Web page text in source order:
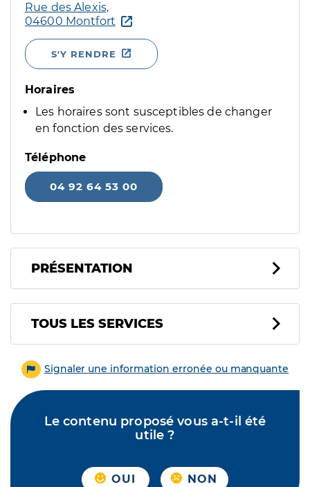
Rue des Alexis,
04600 Montfort
S'Y RENDRE
Horaires
Les horaires sont susceptibles de changer
en fonction des services.
Téléphone
04 92 64 53 00
PRÉSENTATION
Tous les services
TOUS LES SERVICES
Signaler une information erronée ou manquante
Le contenu proposé vous a-t-il été
utile ?
OUI NON